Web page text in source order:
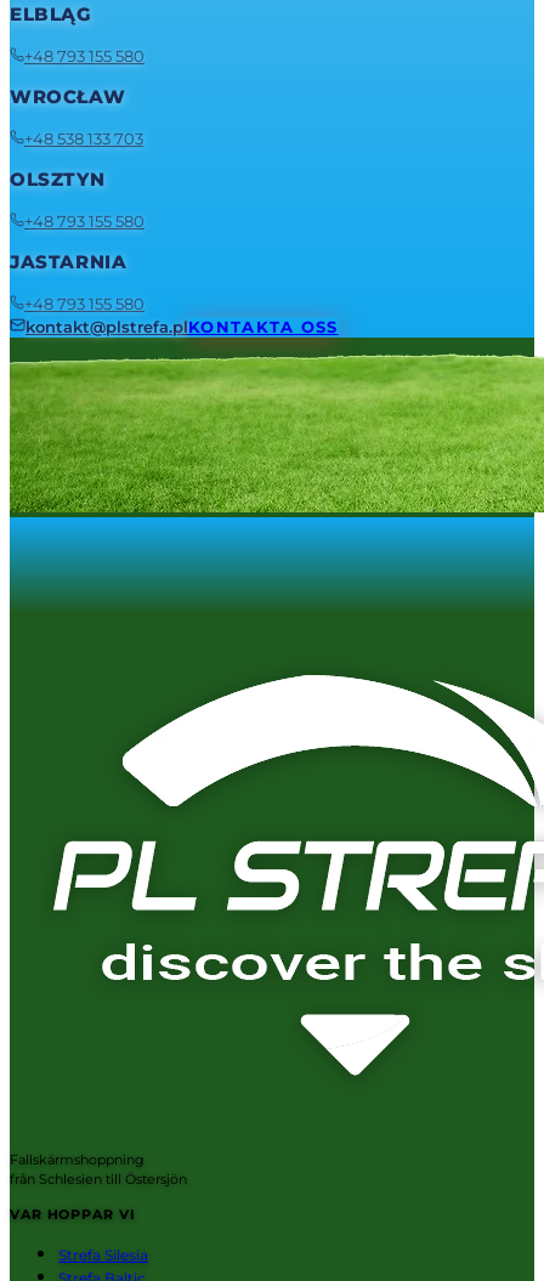
ELBLĄG
+48 793 155 580
WROCŁAW
+48 538 133 703
OLSZTYN
+48 793 155 580
JASTARNIA
+48 793 155 580
kontakt@plstrefa.plKONTAKTA OSS
Fallskärmshoppning
från Schlesien till Östersjön
VAR HOPPAR VI
Strefa Silesia